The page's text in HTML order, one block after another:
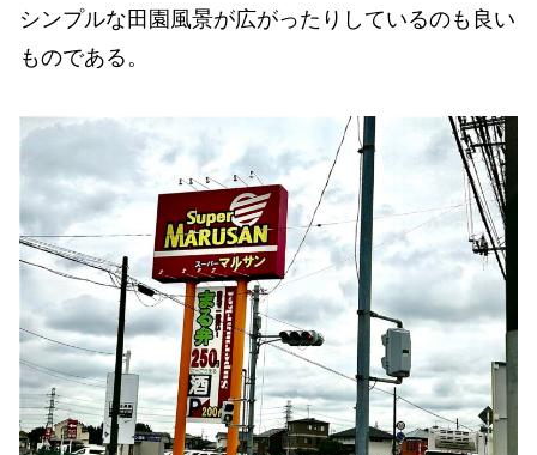
シンプルな田園風景が広がったりしているのも良い
ものである。